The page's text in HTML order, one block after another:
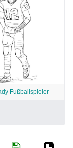
Fußballspieler